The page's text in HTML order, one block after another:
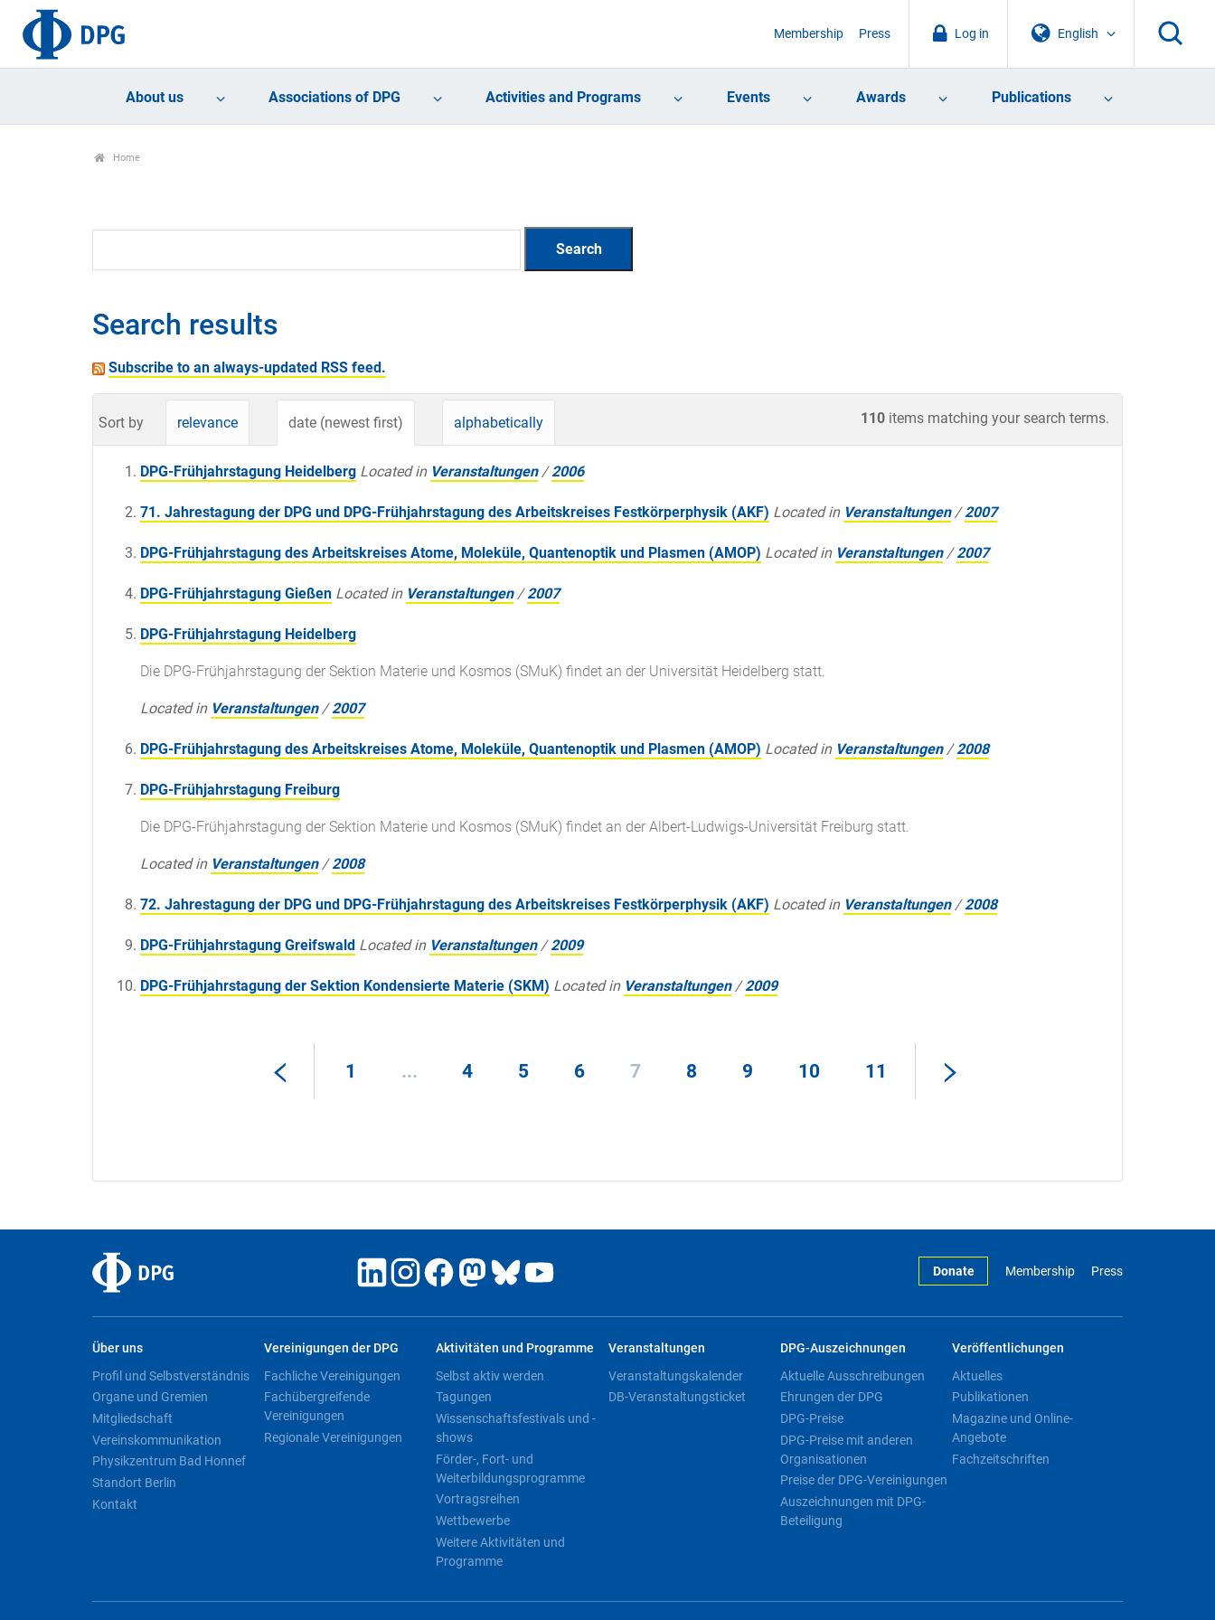
English
Log in
Membership Press
About us Associations of DPG Activities and Programs Events Awards Publications
Home
Search results
Subscribe to an always-updated RSS feed.
110 items matching your search terms.
Sort by relevance date (newest first) alphabetically
DPG-Frühjahrstagung Heidelberg Located in Veranstaltungen /2006
71. Jahrestagung der DPG und DPG-Frühjahrstagung des Arbeitskreises Festkörperphysik (AKF) Located in Veranstaltungen /2007
DPG-Frühjahrstagung des Arbeitskreises Atome, Moleküle, Quantenoptik und Plasmen (AMOP) Located in Veranstaltungen /2007
DPG-Frühjahrstagung Gießen Located in Veranstaltungen /2007
DPG-Frühjahrstagung Heidelberg
Die DPG-Frühjahrstagung der Sektion Materie und Kosmos (SMuK) findet an der Universität Heidelberg statt.
Located in Veranstaltungen /2007
DPG-Frühjahrstagung des Arbeitskreises Atome, Moleküle, Quantenoptik und Plasmen (AMOP) Located in Veranstaltungen /2008
DPG-Frühjahrstagung Freiburg
Die DPG-Frühjahrstagung der Sektion Materie und Kosmos (SMuK) findet an der Albert-Ludwigs-Universität Freiburg statt.
Located in Veranstaltungen /2008
72. Jahrestagung der DPG und DPG-Frühjahrstagung des Arbeitskreises Festkörperphysik (AKF) Located in Veranstaltungen /2008
DPG-Frühjahrstagung Greifswald Located in Veranstaltungen /2009
DPG-Frühjahrstagung der Sektion Kondensierte Materie (SKM) Located in Veranstaltungen /2009
1 ... 4 5 6 7 8 9 10 11
Donate Membership Press
Über uns
Profil und Selbstverständnis
Organe und Gremien
Mitgliedschaft
Vereinskommunikation
Physikzentrum Bad Honnef
Standort Berlin
Kontakt
Vereinigungen der DPG
Fachliche Vereinigungen
Fachübergreifende
Vereinigungen
Regionale Vereinigungen
Aktivitäten und Programme
Selbst aktiv werden
Tagungen
Wissenschaftsfestivals und -
shows
Förder-, Fort- und
Weiterbildungsprogramme
Vortragsreihen
Wettbewerbe
Weitere Aktivitäten und
Programme
Veranstaltungen
Veranstaltungskalender
DB-Veranstaltungsticket
DPG-Auszeichnungen
Aktuelle Ausschreibungen
Ehrungen der DPG
DPG-Preise
DPG-Preise mit anderen
Organisationen
Preise der DPG-Vereinigungen
Auszeichnungen mit DPG-
Beteiligung
Veröffentlichungen
Aktuelles
Publikationen
Magazine und Online-
Angebote
Fachzeitschriften